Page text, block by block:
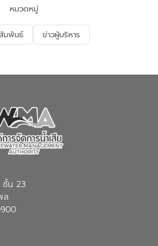
จัดการน้ำเสียและสร้างจิตสำนึกในการ
อนุรักษ์สิ่งแวดล้อม ในหัวข้อ “น้ำเสียชุมชน
และการบำบัดน้ำเสียเบื้องต้น” โดยให้ความรู้
เกี่ยวกับสาเหตุและผลกระทบของน้ำเสีย
ณ เทศบาลตำบลบางเลน จังหวัดนครปฐม
หมวดหมู่
มพันธ์ ข่าวผู้บริหาร
ชั้น 23
ล